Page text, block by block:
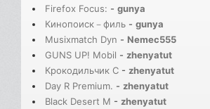
Firefox Focus: - gunya
Кинопоиск－филь - gunya
Musixmatch Dyn - Nemec555
GUNS UP! Mobil - zhenyatut
Крокодильчик С - zhenyatut
Day R Premium. - zhenyatut
Black Desert M - zhenyatut